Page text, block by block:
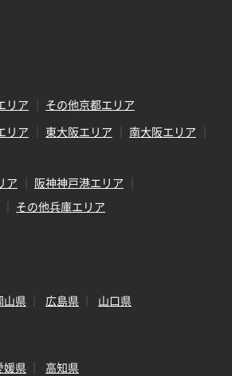
リア
その他京都エリア
リア 東大阪エリア
南大阪エリア
ア
阪神神戸港エリア
その他兵庫エリア
山県 広島県 山口県
媛県 高知県